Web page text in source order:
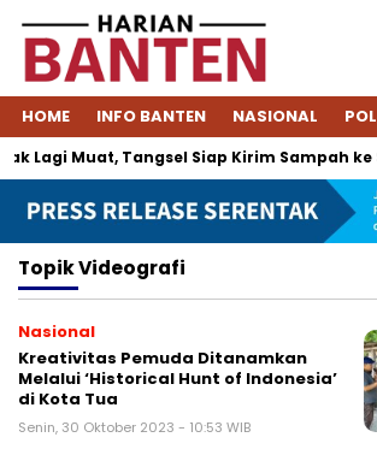
HOME INFO BANTEN NASIONAL
Lagi Muat, Tangsel Siap Kirim Sampah ke
TopikVideografi
Nasional
Kreativitas Pemuda Ditanamkan
Melalui ‘Historical Hunt of Indonesia’
di Kota Tua
Senin, 30 Oktober 2023 - 10:53 WIB